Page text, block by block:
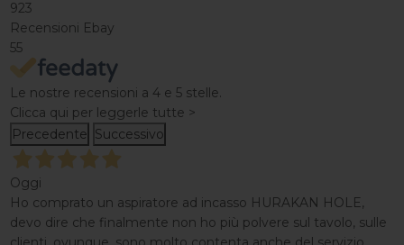
923
Recensioni Ebay
55
Le nostre recensioni a 4 e 5 stelle.
Clicca qui per leggerle tutte >
Precedente Successivo
Oggi
Ho comprato un aspiratore ad incasso HURAKAN HOLE,
devo dire che finalmente non ho più polvere sul tavolo, sulle